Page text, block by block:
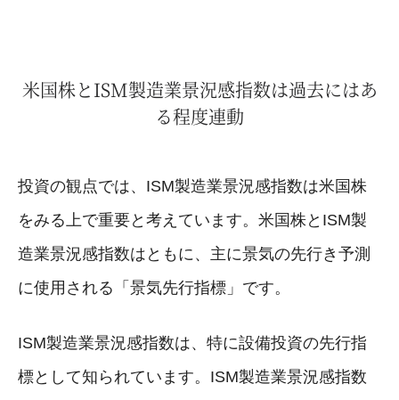
米国株とISM製造業景況感指数は過去にはあ
る程度連動
投資の観点では、ISM製造業景況感指数は米国株
をみる上で重要と考えています。米国株とISM製
造業景況感指数はともに、主に景気の先行き予測
に使用される「景気先行指標」です。
ISM製造業景況感指数は、特に設備投資の先行指
標として知られています。ISM製造業景況感指数